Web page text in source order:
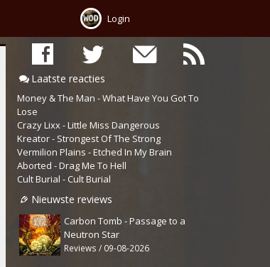
Login
Laatste reacties
Money & The Man - What Have You Got To
Lose
Crazy Lixx - Little Miss Dangerous
Kreator - Strongest Of The Strong
Vermilion Plains - Etched In My Brain
Aborted - Drag Me To Hell
Cult Burial - Cult Burial
Nieuwste reviews
Carbon Tomb - Passage to a
Neutron Star
Reviews / 09-08-2026